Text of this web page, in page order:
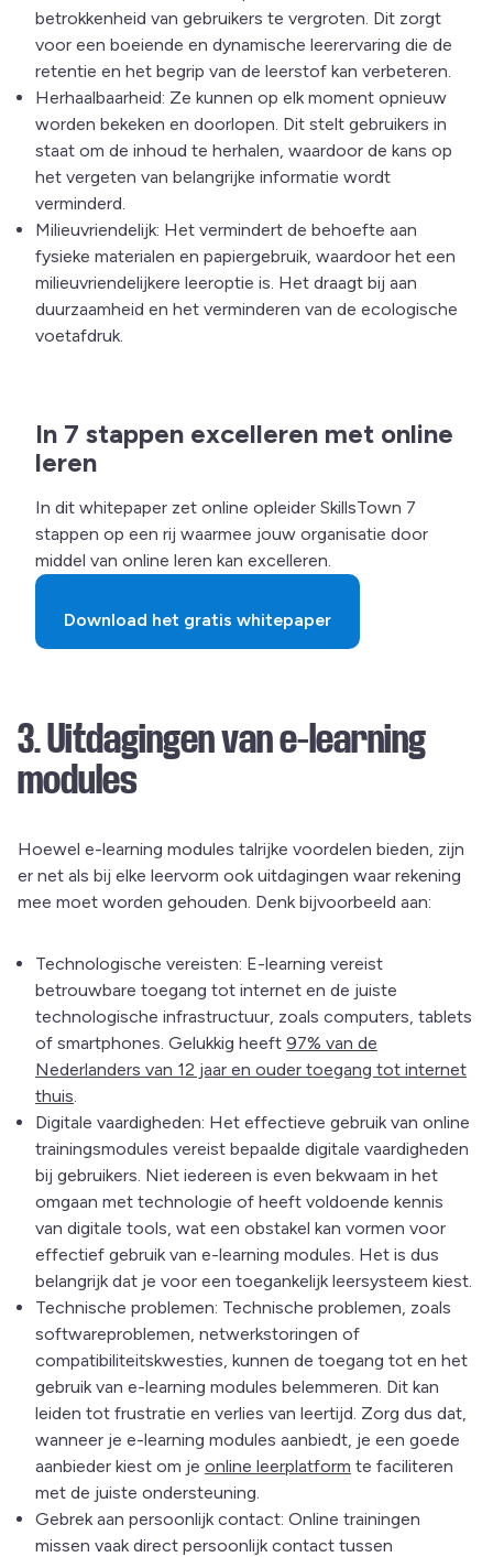
betrokkenheid van gebruikers te vergroten. Dit zorgt
voor een boeiende en dynamische leerervaring die de
retentie en het begrip van de leerstof kan verbeteren.
Herhaalbaarheid: Ze kunnen op elk moment opnieuw
worden bekeken en doorlopen. Dit stelt gebruikers in
staat om de inhoud te herhalen, waardoor de kans op
het vergeten van belangrijke informatie wordt
verminderd.
Milieuvriendelijk: Het vermindert de behoefte aan
fysieke materialen en papiergebruik, waardoor het een
milieuvriendelijkere leeroptie is. Het draagt bij aan
duurzaamheid en het verminderen van de ecologische
voetafdruk.
In 7 stappen excelleren met online
leren
In dit whitepaper zet online opleider SkillsTown 7
stappen op een rij waarmee jouw organisatie door
middel van online leren kan excelleren.
Download het gratis whitepaper
3. Uitdagingen van e-learning
modules
Hoewel e-learning modules talrijke voordelen bieden, zijn
er net als bij elke leervorm ook uitdagingen waar rekening
mee moet worden gehouden. Denk bijvoorbeeld aan:
Technologische vereisten: E-learning vereist
betrouwbare toegang tot internet en de juiste
technologische infrastructuur, zoals computers, tablets
of smartphones. Gelukkig heeft 97% van de
Nederlanders van 12 jaar en ouder toegang tot internet
thuis
Digitale vaardigheden: Het effectieve gebruik van online
trainingsmodules vereist bepaalde digitale vaardigheden
bij gebruikers. Niet iedereen is even bekwaam in het
omgaan met technologie of heeft voldoende kennis
van digitale tools, wat een obstakel kan vormen voor
effectief gebruik van e-learning modules. Het is dus
belangrijk dat je voor een toegankelijk leersysteem kiest.
Technische problemen: Technische problemen, zoals
softwareproblemen, netwerkstoringen of
compatibiliteitskwesties, kunnen de toegang tot en het
gebruik van e-learning modules belemmeren. Dit kan
leiden tot frustratie en verlies van leertijd. Zorg dus dat,
wanneer je e-learning modules aanbiedt, je een goede
aanbieder kiest om je online leerplatform te faciliteren
met de juiste ondersteuning.
Gebrek aan persoonlijk contact: Online trainingen
missen vaak direct persoonlijk contact tussen